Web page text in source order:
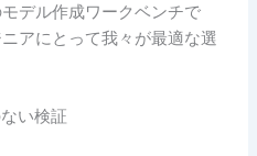
デル作成ワークベンチで
アにとって我々が最適な選
い検証